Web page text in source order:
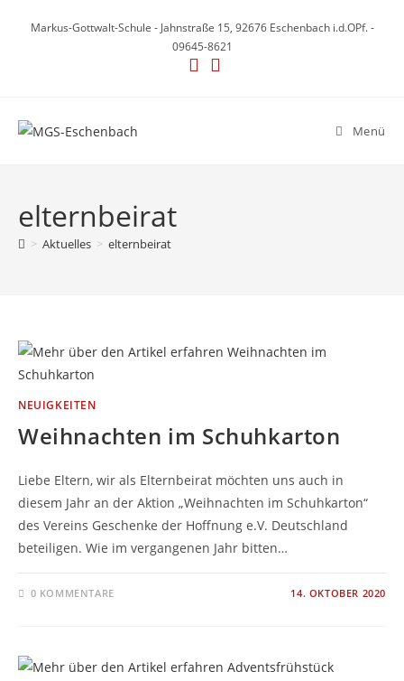
InhaltMarkus-Gottwalt-Schule - Jahnstraße 15, 92676 Eschenbach i.d.OPf. -
09645-8621
Menü
elternbeirat
> Aktuelles > elternbeirat
NEUIGKEITEN
Weihnachten im Schuhkarton
Liebe Eltern, wir als Elternbeirat möchten uns auch in
diesem Jahr an der Aktion „Weihnachten im Schuhkarton“
des Vereins Geschenke der Hoffnung e.V. Deutschland
beteiligen. Wie im vergangenen Jahr bitten…
0 KOMMENTARE 14. OKTOBER 2020